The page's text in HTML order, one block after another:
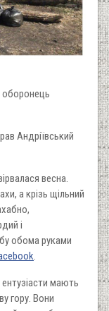
оборонець
Андріївський
весна.
а крізь щільний
і
обома руками
.
мають
гору. Вони